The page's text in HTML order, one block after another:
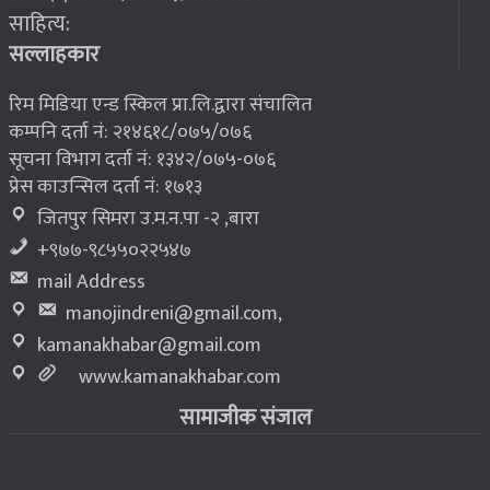
८ भूकम्प पीडितलाई घर निर्माण गर्न लालपुर्जा
साहित्य:
सल्लाहकार
रिम मिडिया एन्ड स्किल प्रा.लि.द्वारा संचालित
कम्पनि दर्ता नं: २१४६१८/०७५/०७६
सूचना विभाग दर्ता नं: १३४२/०७५-०७६
प्रेस काउन्सिल दर्ता नं: १७१३
जितपुर सिमरा उ.म.न.पा -२ ,बारा
+९७७-९८५५०२२५४७
mail Address
manojindreni@gmail.com,
kamanakhabar@gmail.com
www.kamanakhabar.com
सामाजीक संजाल